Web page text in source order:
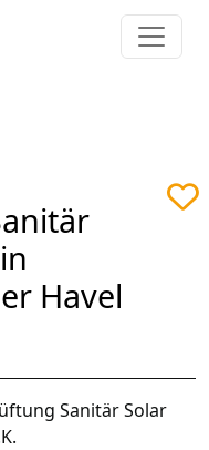
Havel
Sanitär Solar